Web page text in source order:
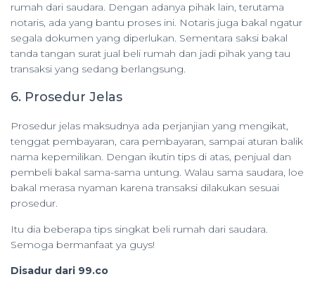
rumah dari saudara. Dengan adanya pihak lain, terutama
notaris, ada yang bantu proses ini. Notaris juga bakal ngatur
segala dokumen yang diperlukan. Sementara saksi bakal
tanda tangan surat jual beli rumah dan jadi pihak yang tau
transaksi yang sedang berlangsung.
6. Prosedur Jelas
Prosedur jelas maksudnya ada perjanjian yang mengikat,
tenggat pembayaran, cara pembayaran, sampai aturan balik
nama kepemilikan. Dengan ikutin tips di atas, penjual dan
pembeli bakal sama-sama untung. Walau sama saudara, loe
bakal merasa nyaman karena transaksi dilakukan sesuai
prosedur.
Itu dia beberapa tips singkat beli rumah dari saudara.
Semoga bermanfaat ya guys!
Disadur dari 99.co